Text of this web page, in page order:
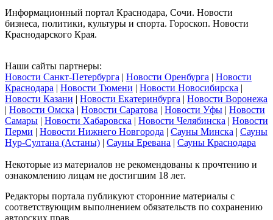
Информационный портал Краснодара, Сочи. Новости
бизнеса, политики, культуры и спорта. Гороскоп. Новости
Краснодарского Края.
Наши сайты партнеры:
Новости Санкт-Петербурга | Новости Оренбурга | Новости
Краснодара | Новости Тюмени | Новости Новосибирска |
Новости Казани | Новости Екатеринбурга | Новости Воронежа
| Новости Омска | Новости Саратова | Новости Уфы | Новости
Самары | Новости Хабаровска | Новости Челябинска | Новости
Перми | Новости Нижнего Новгорода | Сауны Минска | Сауны
Нур-Султана (Астаны) | Сауны Еревана | Сауны Краснодара
Некоторые из материалов не рекомендованы к прочтению и
ознакомлению лицам не достигшим 18 лет.
Редакторы портала публикуют сторонние материалы с
соответствующим выполнением обязательств по сохранению
авторских прав.